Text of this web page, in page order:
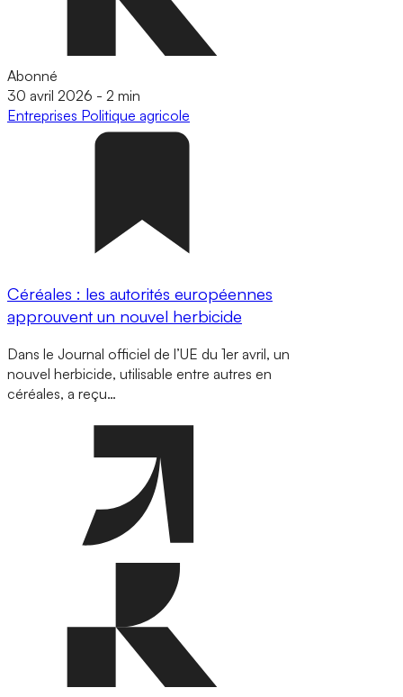
Abonné
30 avril 2026 - 2 min
Entreprises Politique agricole
Céréales : les autorités européennes
approuvent un nouvel herbicide
Dans le Journal officiel de l’UE du 1er avril, un
nouvel herbicide, utilisable entre autres en
céréales, a reçu…